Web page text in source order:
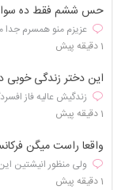
حس ششم فقط ده
عزیزم منو همسرم جدا
1 دقیقه پیش
این دختر زندگی خوبی
زندگيش عاليه فاز
1 دقیقه پیش
واقعا راست میگن
ولی منظور انیشتین
1 دقیقه پیش